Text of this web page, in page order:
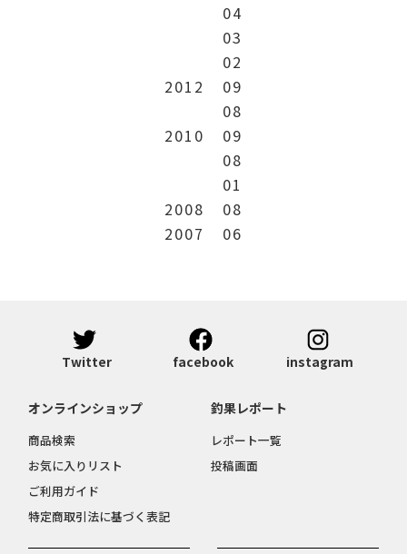
04
03
02
2012
09
08
2010
09
08
01
2008
08
2007
06
Twitter facebook instagram
オンラインショップ
商品検索
お気に入りリスト
ご利用ガイド
特定商取引法に基づく表記
釣果レポート
レポート一覧
投稿画面